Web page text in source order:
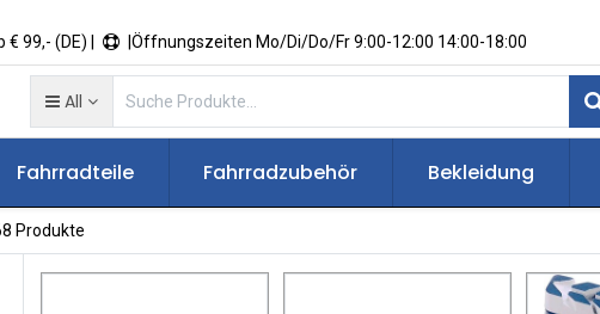
99,- (DE) | |Öffnungszeiten Mo/Di/Do/Fr 9:00-12:00 14:00-18:00
All
Fahrradteile Fahrradzubehör Bekleidung
Produkte